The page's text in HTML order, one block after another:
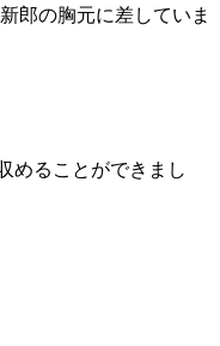
郎の胸元に差していま
めることができまし